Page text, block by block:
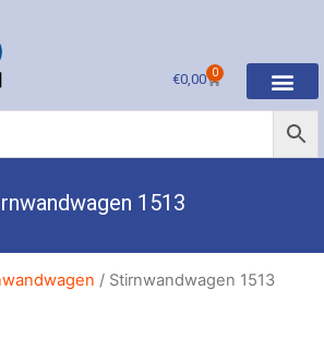
€0,00 0
1513
/ Stirnwandwagen 1513